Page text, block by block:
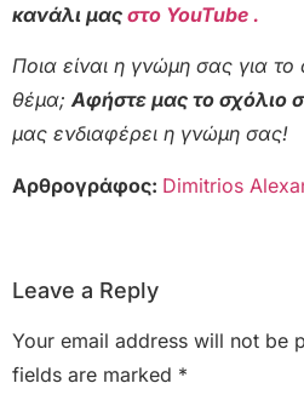
κανάλι μας στο YouTube .
Ποια είναι η γνώμη σας για το
θέμα;Αφήστε μας το σχόλιο
μας ενδιαφέρει η γνώμη σας!
Αρθρογράφος: Dimitrios
Leave a Reply
Your email address will not be
fields are marked *